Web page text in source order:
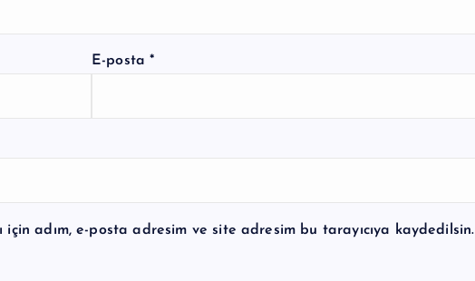
E-posta*
için adım, e-posta adresim ve site adresim bu tarayıcıya kaydedilsin.